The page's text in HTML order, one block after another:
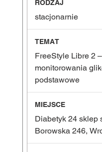
stacjonarnie
FreeStyle Libre 2
monitorowania
podstawowe
Diabetyk 24 sklep
Borowska 246,